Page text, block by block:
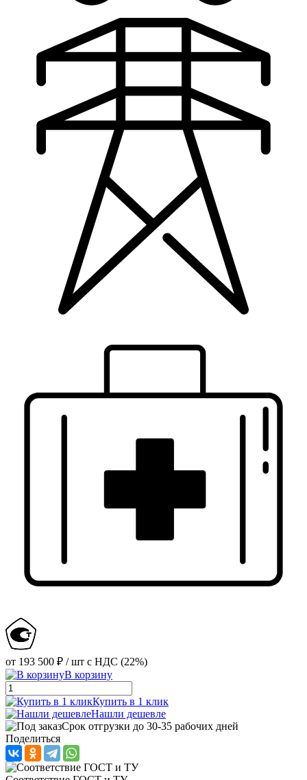
от 193 500 ₽ / шт с НДС (22%)
В корзину
Купить в 1 клик
Нашли дешевле
Срок отгрузки до 30-35 рабочих дней
Поделиться